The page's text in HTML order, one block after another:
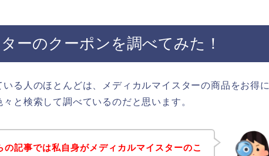
ーのクーポンを調べてみた！
る人のほとんどは、メディカルマイスターの商品をお得に
と検索して調べているのだと思います。
の記事では私自身がメディカルマイスターのこ